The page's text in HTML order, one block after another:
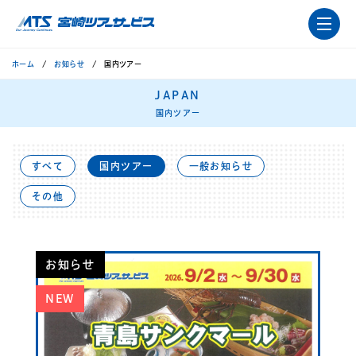
ホーム お知らせ 国内ツアー
JAPAN
国内ツアー
すべて 国内ツアー 一般お知らせ
その他
お知らせ
NEW